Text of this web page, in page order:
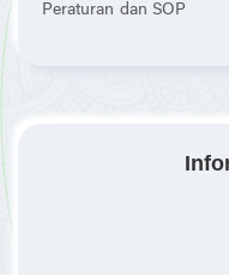
Peraturan dan SOP